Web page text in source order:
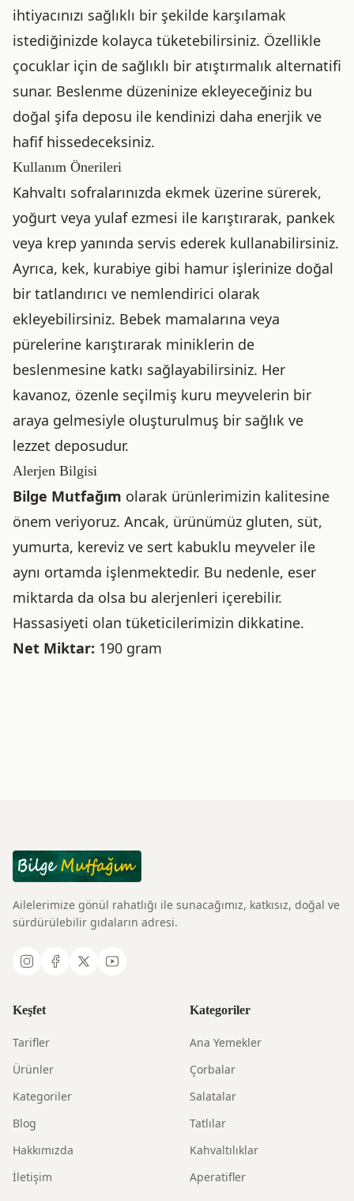
ihtiyacınızı sağlıklı bir şekilde karşılamak
istediğinizde kolayca tüketebilirsiniz. Özellikle
çocuklar için de sağlıklı bir atıştırmalık alternatifi
sunar. Beslenme düzeninize ekleyeceğiniz bu
doğal şifa deposu ile kendinizi daha enerjik ve
hafif hissedeceksiniz.
Kullanım Önerileri
Kahvaltı sofralarınızda ekmek üzerine sürerek,
yoğurt veya yulaf ezmesi ile karıştırarak, pankek
veya krep yanında servis ederek kullanabilirsiniz.
Ayrıca, kek, kurabiye gibi hamur işlerinize doğal
bir tatlandırıcı ve nemlendirici olarak
ekleyebilirsiniz. Bebek mamalarına veya
pürelerine karıştırarak miniklerin de
beslenmesine katkı sağlayabilirsiniz. Her
kavanoz, özenle seçilmiş kuru meyvelerin bir
araya gelmesiyle oluşturulmuş bir sağlık ve
lezzet deposudur.
Alerjen Bilgisi
Bilge Mutfağım olarak ürünlerimizin kalitesine
önem veriyoruz. Ancak, ürünümüz gluten, süt,
yumurta, kereviz ve sert kabuklu meyveler ile
aynı ortamda işlenmektedir. Bu nedenle, eser
miktarda da olsa bu alerjenleri içerebilir.
Hassasiyeti olan tüketicilerimizin dikkatine.
Net Miktar: 190 gram
Ailelerimize gönül rahatlığı ile sunacağımız, katkısız, doğal ve
sürdürülebilir gıdaların adresi.
Keşfet
Tarifler
Ürünler
Kategoriler
Blog
Hakkımızda
İletişim
Kategoriler
Ana Yemekler
Çorbalar
Salatalar
Tatlılar
Kahvaltılıklar
Aperatifler